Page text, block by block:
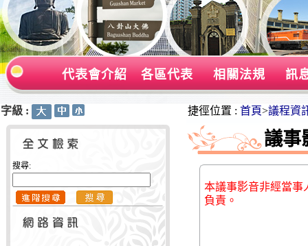
代表會介紹 各區代表 相關法規 訊
字級 :
搜尋:
捷徑位置 : 首頁>議程資
議事
本議事影音非經當事
負責。